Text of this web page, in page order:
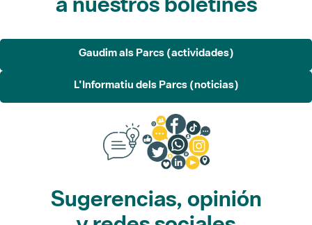
Gaudim als Parcs (actividades)
L'Informatiu dels Parcs (noticias)
Sugerencias, opinión